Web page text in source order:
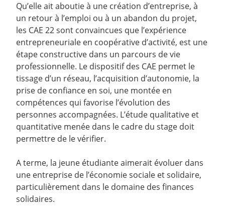
Qu’elle ait aboutie à une création d’entreprise, à
un retour à l’emploi ou à un abandon du projet,
les CAE 22 sont convaincues que l’expérience
entrepreneuriale en coopérative d’activité, est une
étape constructive dans un parcours de vie
professionnelle. Le dispositif des CAE permet le
tissage d’un réseau, l’acquisition d’autonomie, la
prise de confiance en soi, une montée en
compétences qui favorise l’évolution des
personnes accompagnées. L’étude qualitative et
quantitative menée dans le cadre du stage doit
permettre de le vérifier.
A terme, la jeune étudiante aimerait évoluer dans
une entreprise de l’économie sociale et solidaire,
particulièrement dans le domaine des finances
solidaires.